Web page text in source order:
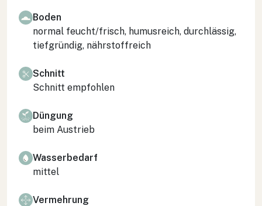
Boden
normal feucht/frisch, humusreich, durchlässig,
tiefgründig, nährstoffreich
Schnitt
Schnitt empfohlen
Düngung
beim Austrieb
Wasserbedarf
mittel
Vermehrung